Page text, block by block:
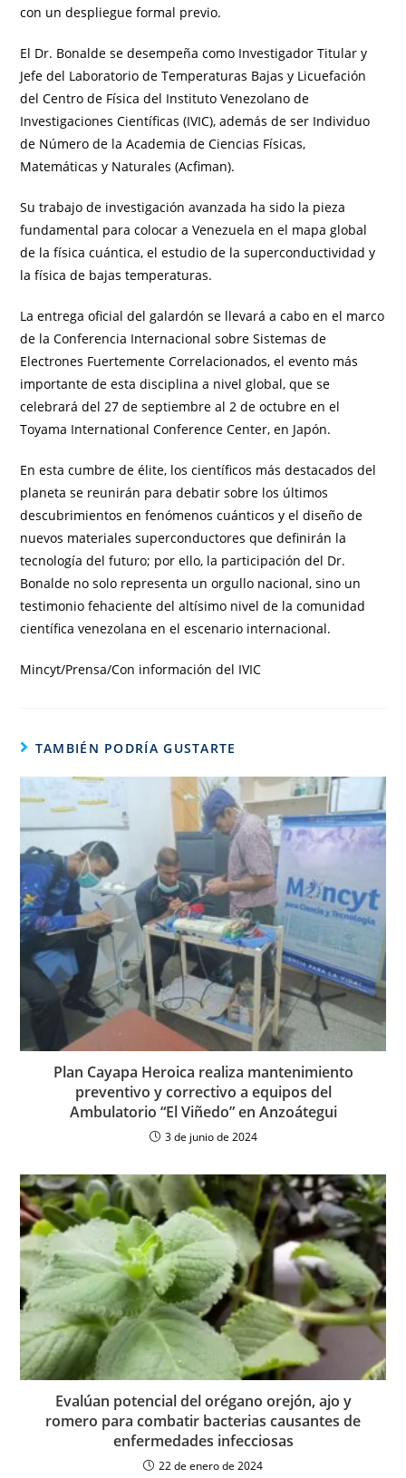
con un despliegue formal previo.
El Dr. Bonalde se desempeña como Investigador Titular y
Jefe del Laboratorio de Temperaturas Bajas y Licuefación
del Centro de Física del Instituto Venezolano de
Investigaciones Científicas (IVIC), además de ser Individuo
de Número de la Academia de Ciencias Físicas,
Matemáticas y Naturales (Acfiman).
Su trabajo de investigación avanzada ha sido la pieza
fundamental para colocar a Venezuela en el mapa global
de la física cuántica, el estudio de la superconductividad y
la física de bajas temperaturas.
La entrega oficial del galardón se llevará a cabo en el marco
de la Conferencia Internacional sobre Sistemas de
Electrones Fuertemente Correlacionados, el evento más
importante de esta disciplina a nivel global, que se
celebrará del 27 de septiembre al 2 de octubre en el
Toyama International Conference Center, en Japón.
En esta cumbre de élite, los científicos más destacados del
planeta se reunirán para debatir sobre los últimos
descubrimientos en fenómenos cuánticos y el diseño de
nuevos materiales superconductores que definirán la
tecnología del futuro; por ello, la participación del Dr.
Bonalde no solo representa un orgullo nacional, sino un
testimonio fehaciente del altísimo nivel de la comunidad
científica venezolana en el escenario internacional.
Mincyt/Prensa/Con información del IVIC
TAMBIÉN PODRÍA GUSTARTE
Plan Cayapa Heroica realiza mantenimiento
preventivo y correctivo a equipos del
Ambulatorio “El Viñedo” en Anzoátegui
3 de junio de 2024
Evalúan potencial del orégano orejón, ajo y
romero para combatir bacterias causantes de
enfermedades infecciosas
22 de enero de 2024